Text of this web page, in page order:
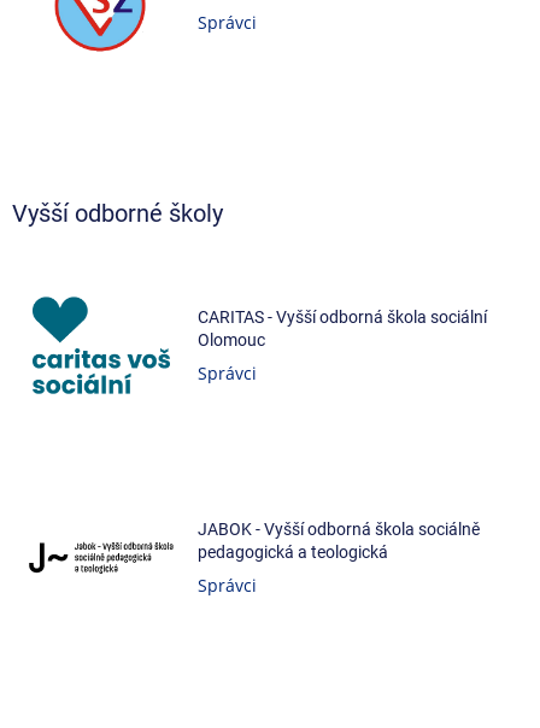
Správci
Vyšší odborné školy
CARITAS - Vyšší odborná škola sociální
Olomouc
Správci
JABOK - Vyšší odborná škola sociálně
pedagogická a teologická
Správci